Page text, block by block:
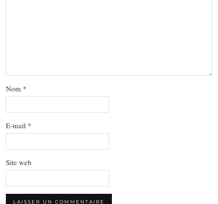
Nom *
E-mail *
Site web